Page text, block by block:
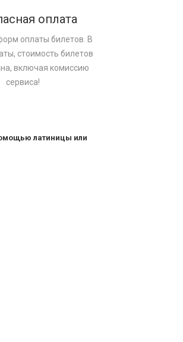
оплата
оплаты билетов. В
стоимость билетов
включая комиссию
сервиса!
латиницы или
и старше;